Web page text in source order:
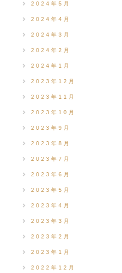
2024年5月
2024年4月
2024年3月
2024年2月
2024年1月
2023年12月
2023年11月
2023年10月
2023年9月
2023年8月
2023年7月
2023年6月
2023年5月
2023年4月
2023年3月
2023年2月
2023年1月
2022年12月